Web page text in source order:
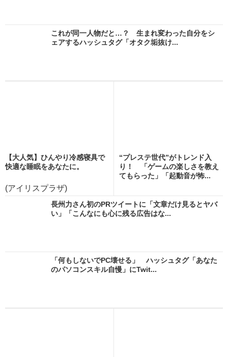
これが同一人物だと…？ 生まれ変わった自分をシ
ェアするハッシュタグ「オタク垢抜け...
【大人気】ひんやり冷感寝具で
快適な睡眠をあなたに。
(アイリスプラザ)
“プレステ世代”がトレンド入
り！ 「ゲームの楽しさを教え
てもらった」「起動音が怖...
長州力さん初のPRツイートに「文章だけ見るとヤバ
い」「こんなにも心に残る広告はな...
「何もしないでPC壊せる」 ハッシュタグ「あなた
のパソコンスキル自慢」にTwit...